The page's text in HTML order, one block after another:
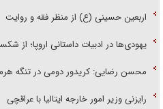
اربعین حسینی (ع) از منظر فقه و روایت
یهودی‌ها در ادبیات داستانی اروپا؛ از
محسن رضایی: کریدور دومی در تنگه
رایزنی وزیر امور خارجه ایتالیا با عراقچی